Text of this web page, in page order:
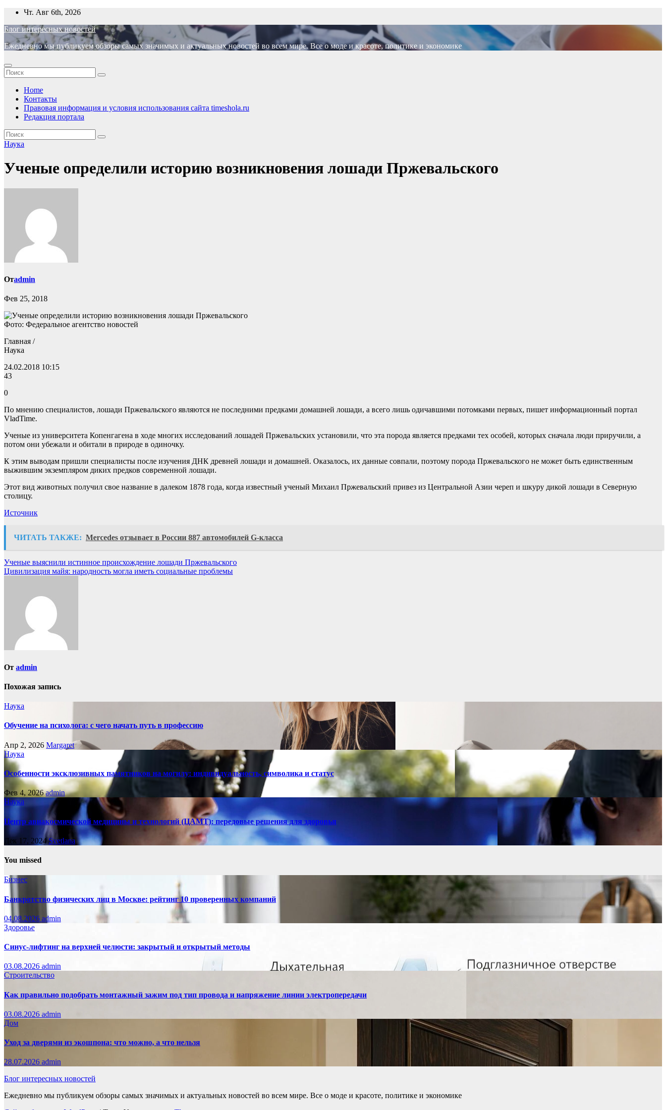
Перейти
содержимому
Чт. Авг 6th, 2026
Блог интересных новостей
Ежедневно мы публикуем обзоры самых значимых и актуальных новостей во всем мире. Все о моде и красоте, политике и экономике
Home
Контакты
Правовая информация и условия использования сайта timeshola.ru
Редакция портала
Наука
Ученые определили историю возникновения лошади Пржевальского
Отadmin
Фев 25, 2018
Фото: Федеральное агентство новостей
Главная /
Наука
24.02.2018 10:15
43
0
По мнению специалистов, лошади Пржевальского являются не последними предками домашней лошади, а всего лишь одичавшими потомками первых, пишет информационный портал
VladTime.
Ученые из университета Копенгагена в ходе многих исследований лошадей Пржевальских установили, что эта порода является предками тех особей, которых сначала люди приручили, а
потом они убежали и обитали в природе в одиночку.
К этим выводам пришли специалисты после изучения ДНК древней лошади и домашней. Оказалось, их данные совпали, поэтому порода Пржевальского не может быть единственным
выжившим экземпляром диких предков современной лошади.
Этот вид животных получил свое название в далеком 1878 года, когда известный ученый Михаил Пржевальский привез из Центральной Азии череп и шкуру дикой лошади в Северную
столицу.
Источник
ЧИТАТЬ ТАКЖЕ: Mercedes отзывает в России 887 автомобилей G-класса
Навигация
по
Ученые выяснили истинное происхождение лошади Пржевальского
Цивилизация майя: народность могла иметь социальные проблемы
От admin
Похожая запись
Наука
Обучение на психолога: с чего начать путь в профессию
Апр 2, 2026 Margaret
Наука
Особенности эксклюзивных памятников на могилу: индивидуальность, символика и статус
Фев 4, 2026admin
Наука
Центр авиакосмической медицины и технологий (ЦАМТ): передовые решения для здоровья
Дек 17, 2024Svetlana
You missed
Бизнес
Банкротство физических лиц в Москве: рейтинг 10 проверенных компаний
04.08.2026 admin
Здоровье
Синус-лифтинг на верхней челюсти: закрытый и открытый методы
03.08.2026 admin
Строительство
Как правильно подобрать монтажный зажим под тип провода и напряжение линии электропередачи
03.08.2026 admin
Дом
Уход за дверями из экошпона: что можно, а что нельзя
28.07.2026 admin
Блог интересных новостей
Ежедневно мы публикуем обзоры самых значимых и актуальных новостей во всем мире. Все о моде и красоте, политике и экономике